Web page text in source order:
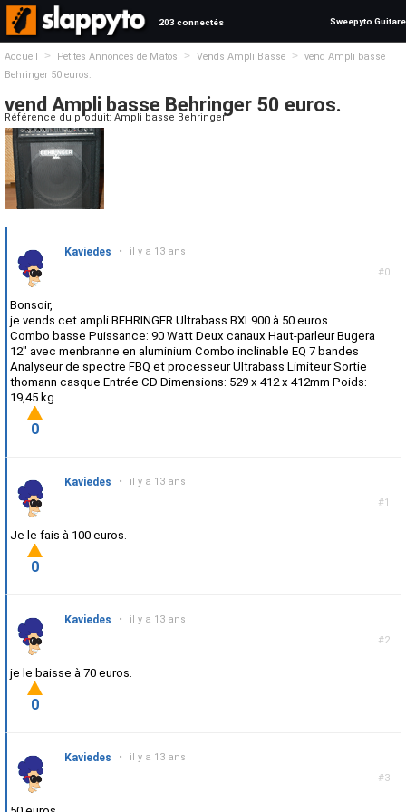
203 connectés Sweepyto Guitare
Accueil > Petites Annonces de Matos > Vends Ampli Basse >
vend Ampli basse
Behringer 50 euros.
vend Ampli basse Behringer 50 euros.
Référence du produit: Ampli basse Behringer
#0
Kaviedes • il y a 13 ans
Bonsoir,
je vends cet ampli BEHRINGER Ultrabass BXL900 à 50 euros.
Combo basse Puissance: 90 Watt Deux canaux Haut-parleur Bugera
12" avec menbranne en aluminium Combo inclinable EQ 7 bandes
Analyseur de spectre FBQ et processeur Ultrabass Limiteur Sortie
thomann casque Entrée CD Dimensions: 529 x 412 x 412mm Poids:
19,45 kg
0
#1
Kaviedes • il y a 13 ans
Je le fais à 100 euros.
0
#2
Kaviedes • il y a 13 ans
je le baisse à 70 euros.
0
#3
Kaviedes • il y a 13 ans